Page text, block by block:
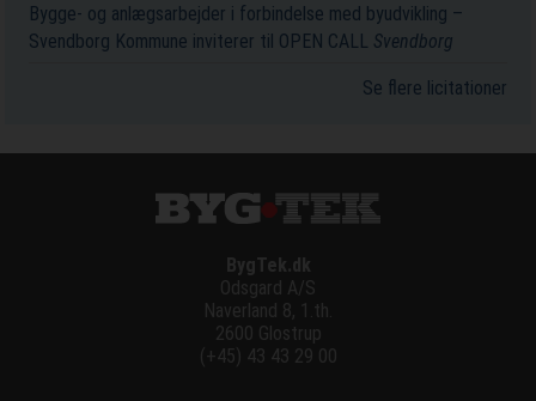
Bygge- og anlægsarbejder i forbindelse med byudvikling –
Svendborg Kommune inviterer til OPEN CALL Svendborg
Se flere licitationer
BygTek.dk
Odsgard A/S
Naverland 8, 1.th.
2600 Glostrup
(+45) 43 43 29 00